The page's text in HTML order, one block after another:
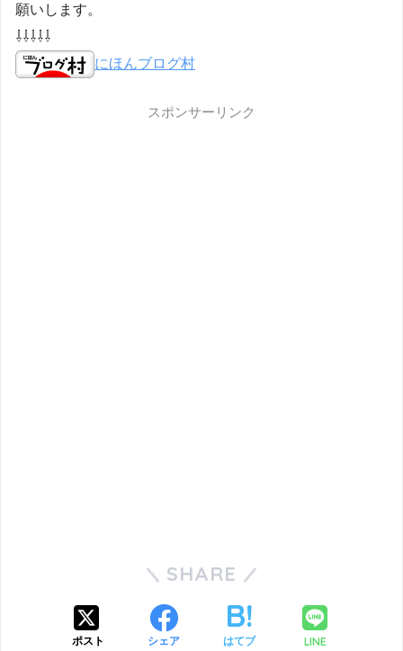
願いします。
⇩⇩⇩⇩⇩
にほんブログ村
スポンサーリンク
SHARE
ポスト シェア はてブ LINE